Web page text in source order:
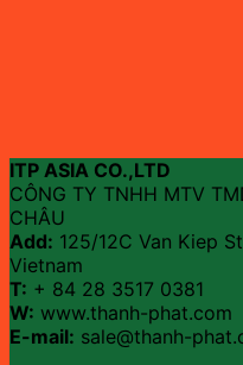
ITP ASIA CO.,LTD
CÔNG TY TNHH MTV
CHÂU
Add: 125/12C Van Kiep
Vietnam
T: + 84 28 3517 0381
W: www.thanh-phat.com
E-mail: sale@thanh-